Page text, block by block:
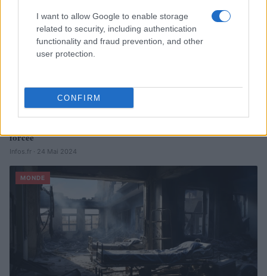
I want to allow Google to enable storage
related to security, including authentication
functionality and fraud prevention, and other
user protection.
CONFIRM
forcée
Infos.fr · 24 Mai 2024
MONDE